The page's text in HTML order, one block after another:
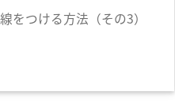
をつける方法（その3）